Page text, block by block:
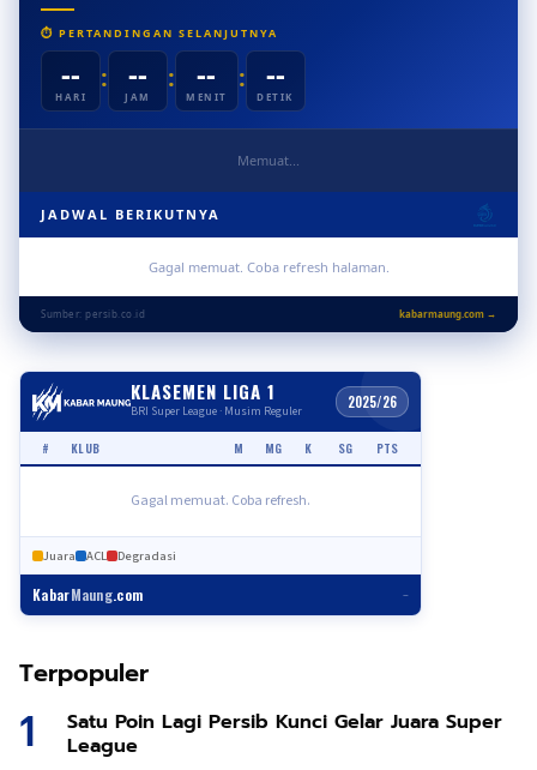
⏱ PERTANDINGAN SELANJUTNYA
--
HARI
: --
JAM
: --
MENIT
: --
DETIK
Memuat...
JADWAL BERIKUTNYA
Gagal memuat. Coba refresh halaman.
Sumber: persib.co.id kabarmaung.com →
KLASEMEN LIGA 1
BRI Super League · Musim Reguler 2025/26
# KLUB M MG K SG PTS
Gagal memuat. Coba refresh.
Juara ACL Degradasi
KabarMaung.com –
Terpopuler
Satu Poin Lagi Persib Kunci Gelar Juara Super
League